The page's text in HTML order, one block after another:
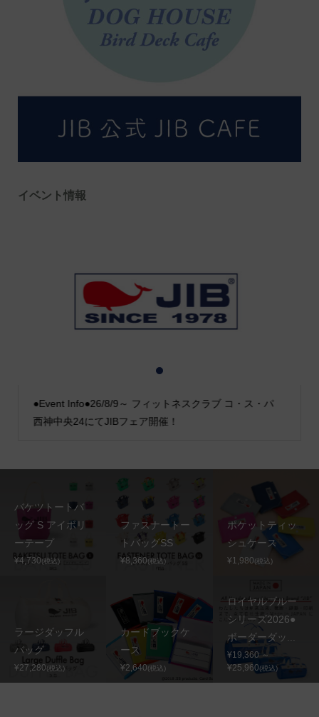
イベント情報
●Event Info●26/8/9～ フィットネスクラブ コ・ス・パ
西神中央24にてJIBフェア開催！
2
バケツトートバ
ッグ S アイボリ
ーテープ
¥4,730(税込)
ファスナートー
トバッグSS
¥8,360(税込)
ポケットティッ
シュケース
¥1,980(税込)
ラージダッフル
バッグ
¥27,280(税込)
カードブックケ
ース
¥2,640(税込)
ロイヤルブルー
シリーズ2026●
ボーダーダッ...
¥19,360 ～
¥25,960(税込)